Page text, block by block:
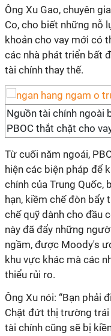
Ông Xu Gao, chuyên
Co, cho biết những nỗ
khoản cho vay mới có
các nhà phát triển bất
tài chính thay thế.
Nguồn tài chính ngoài
PBOC thắt chặt cho
Từ cuối năm ngoái,
hiện các biện pháp để
chính của Trung Quốc,
hạn, kiềm chế đòn bẩy
chế quỹ dành cho đầu
này đã đẩy những
ngầm, được Moody's
khu vực khác mà các
thiểu rủi ro.
Ông Xu nói: “Bạn phải
Chặt đứt thị trường trái
tài chính cũng sẽ bị